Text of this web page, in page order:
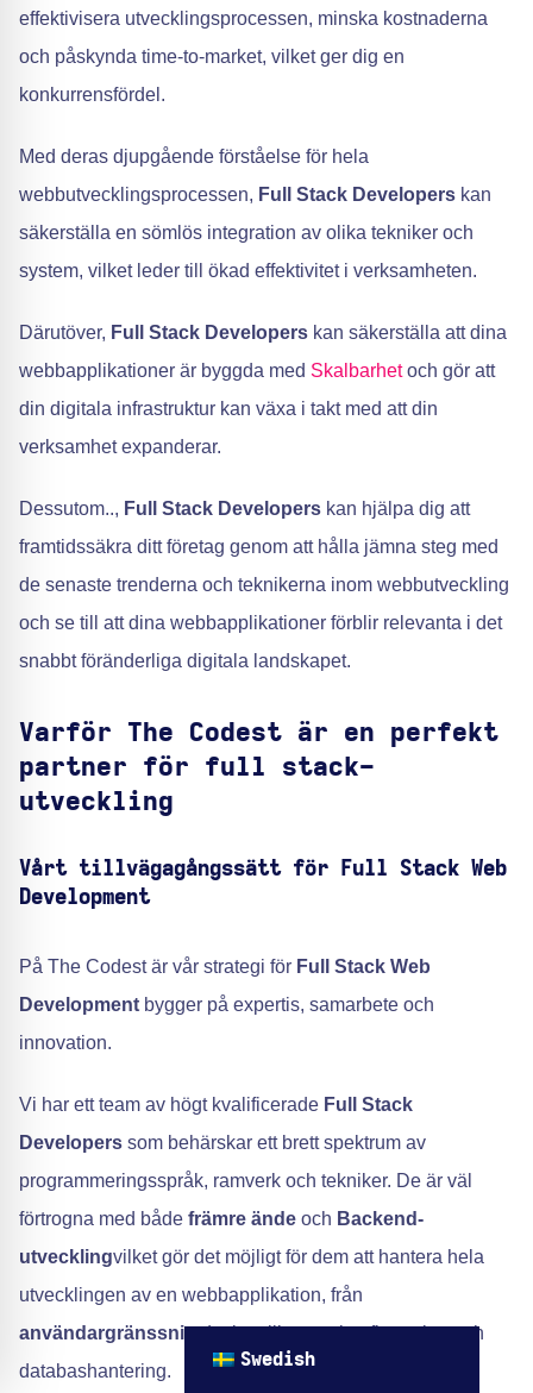
effektivisera utvecklingsprocessen, minska kostnaderna
och påskynda time-to-market, vilket ger dig en
konkurrensfördel.
Med deras djupgående förståelse för hela
webbutvecklingsprocessen, Full Stack Developers kan
säkerställa en sömlös integration av olika tekniker och
system, vilket leder till ökad effektivitet i verksamheten.
Därutöver, Full Stack Developers kan säkerställa att dina
webbapplikationer är byggda med Skalbarhetoch gör att
din digitala infrastruktur kan växa i takt med att din
verksamhet expanderar.
Dessutom.., Full Stack Developers kan hjälpa dig att
framtidssäkra ditt företag genom att hålla jämna steg med
de senaste trenderna och teknikerna inom webbutveckling
och se till att dina webbapplikationer förblir relevanta i det
snabbt föränderliga digitala landskapet.
Varför The Codest är en perfekt
partner för full stack-
utveckling
Vårt tillvägagångssätt för Full Stack Web
Development
På The Codest är vår strategi för Full Stack Web
Development bygger på expertis, samarbete och
innovation.
Vi har ett team av högt kvalificerade Full Stack
Developers som behärskar ett brett spektrum av
programmeringsspråk, ramverk och tekniker. De är väl
förtrogna med både främre ände och Backend-
utvecklingvilket gör det möjligt för dem att hantera hela
utvecklingen av en webbapplikation, från
användargränssnittdesign till serverkonfiguration och
databashantering.
Swedish